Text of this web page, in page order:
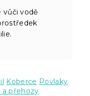
vůči vodě
Koberce Povlaky
a přehozy